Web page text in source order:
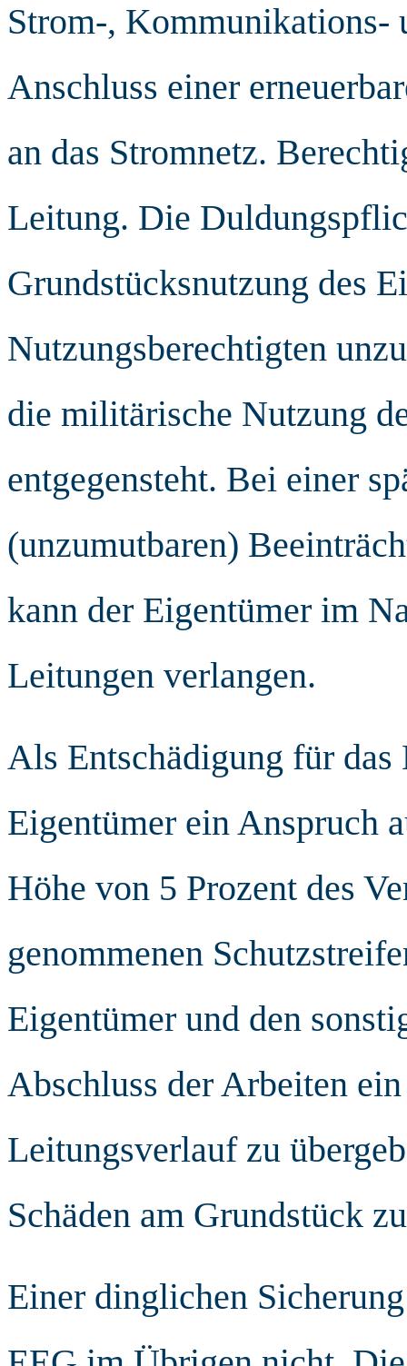
Strom-, Kommunikations-
Anschluss einer
an das Stromnetz.
Leitung. Die
Grundstücksnutzung des
Nutzungsberechtigten
die militärische Nutzung
entgegensteht. Bei einer
(unzumutbaren)
kann der Eigentümer im
Leitungen verlangen.
Als Entschädigung für das
Eigentümer ein Anspruch
Höhe von 5 Prozent des
genommenen
Eigentümer und den
Abschluss der Arbeiten
Leitungsverlauf zu
Schäden am Grundstück
Einer dinglichen